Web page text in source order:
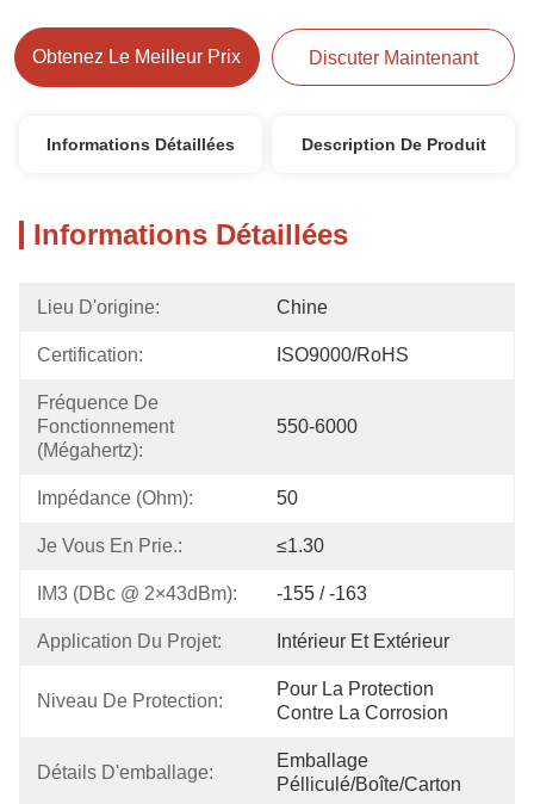
Obtenez Le Meilleur Prix Discuter Maintenant
Informations Détaillées Description De Produit
Informations Détaillées
Lieu D'origine: Chine
Certification: ISO9000/RoHS
Fréquence De
Fonctionnement
(mégahertz):
550-6000
Impédance (Ohm): 50
Je Vous En Prie.: ≤1.30
IM3 (dBc @ 2×43dBm): -155 / -163
Application Du Projet: Intérieur Et Extérieur
Niveau De Protection:
Pour La Protection
Contre La Corrosion
Détails D'emballage:
Emballage
Pélliculé/boîte/carton